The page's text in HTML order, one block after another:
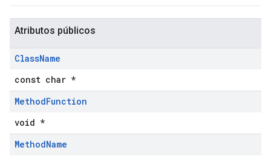
Atributos públicos
ClassName
const char *
MethodFunction
void *
MethodName